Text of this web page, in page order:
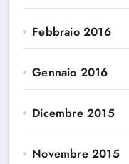
Febbraio 2016
Gennaio 2016
Dicembre 2015
Novembre 2015